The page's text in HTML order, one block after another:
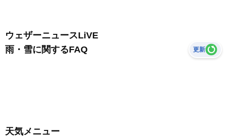
ウェザーニュースLiVE
雨・雪に関するFAQ
更新
天気メニュー